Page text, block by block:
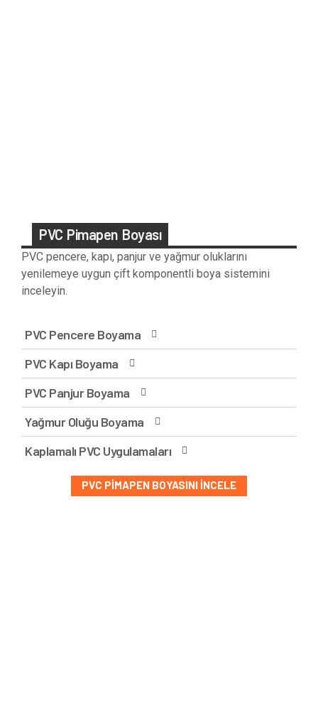
PVC Pimapen Boyası
PVC pencere, kapı, panjur ve yağmur oluklarını
yenilemeye uygun çift komponentli boya sistemini
inceleyin.
PVC Pencere Boyama
PVC Kapı Boyama
PVC Panjur Boyama
Yağmur Oluğu Boyama
Kaplamalı PVC Uygulamaları
PVC PIMAPEN BOYASINI İNCELE